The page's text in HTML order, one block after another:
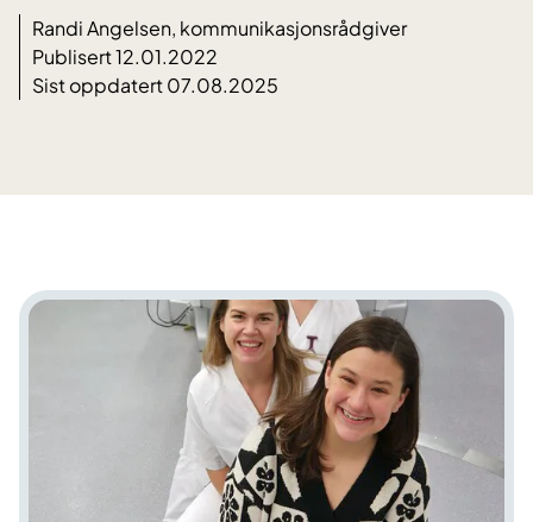
Randi Angelsen, kommunikasjonsrådgiver
Publisert 12.01.2022
Sist oppdatert 07.08.2025